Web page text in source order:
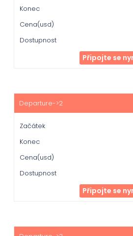
Dostupnost
Připojte se
Připojte se